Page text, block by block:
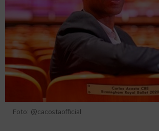
Foto: @cacostaofficial